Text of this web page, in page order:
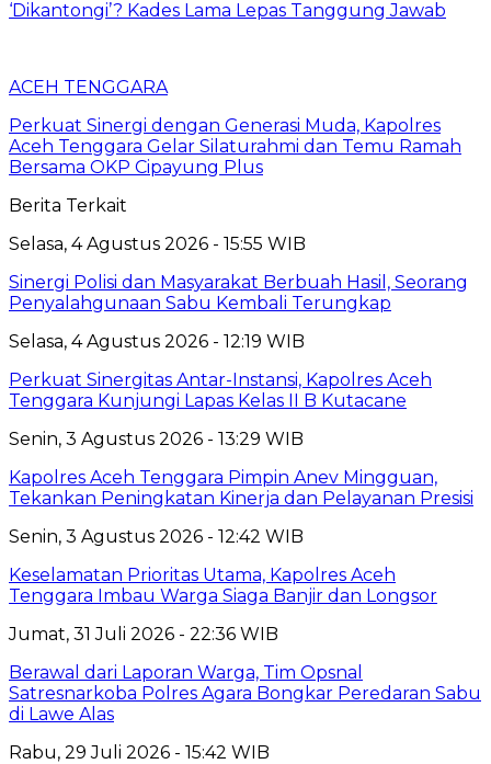
‘Dikantongi’? Kades Lama Lepas Tanggung Jawab
ACEH TENGGARA
Perkuat Sinergi dengan Generasi Muda, Kapolres
Aceh Tenggara Gelar Silaturahmi dan Temu Ramah
Bersama OKP Cipayung Plus
Berita Terkait
Selasa, 4 Agustus 2026 - 15:55 WIB
Sinergi Polisi dan Masyarakat Berbuah Hasil, Seorang
Penyalahgunaan Sabu Kembali Terungkap
Selasa, 4 Agustus 2026 - 12:19 WIB
Perkuat Sinergitas Antar-Instansi, Kapolres Aceh
Tenggara Kunjungi Lapas Kelas II B Kutacane
Senin, 3 Agustus 2026 - 13:29 WIB
Kapolres Aceh Tenggara Pimpin Anev Mingguan,
Tekankan Peningkatan Kinerja dan Pelayanan Presisi
Senin, 3 Agustus 2026 - 12:42 WIB
Keselamatan Prioritas Utama, Kapolres Aceh
Tenggara Imbau Warga Siaga Banjir dan Longsor
Jumat, 31 Juli 2026 - 22:36 WIB
Berawal dari Laporan Warga, Tim Opsnal
Satresnarkoba Polres Agara Bongkar Peredaran Sabu
di Lawe Alas
Rabu, 29 Juli 2026 - 15:42 WIB